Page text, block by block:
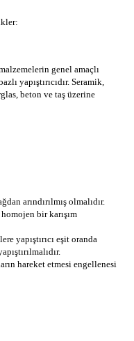
genel amaçlı
yapıştırıcıdır. Seramik,
beton ve taş üzerine
arındırılmış olmalıdır.
bir karışım
yapıştırıcı eşit oranda
hareket etmesi engellenesi